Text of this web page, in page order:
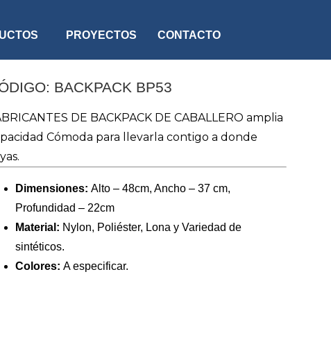
PROYECTOS CONTACTO
BACKPACK BP53
DE BACKPACK DE CABALLERO amplia
Cómoda para llevarla contigo a donde
Dimensiones: Alto – 48cm, Ancho – 37 cm,
Profundidad – 22cm
Material: Nylon, Poliéster, Lona y Variedad de
sintéticos.
Colores: A especificar.